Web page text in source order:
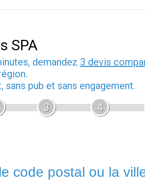
SPA
demandez 3 devis
sans pub et sans engagement.
3 4
code postal ou la